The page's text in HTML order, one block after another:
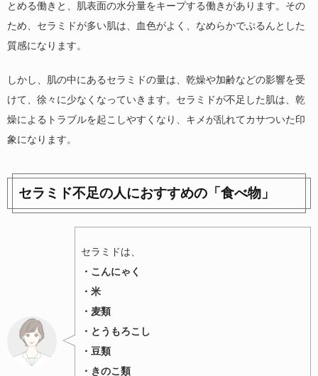
とめる働きと、肌表面の水分量をキープする働きがあります。その
ため、セラミドが多い肌は、血色がよく、なめらかでぷるんとした
質感になります。
しかし、肌の中にあるセラミドの量は、乾燥や加齢などの影響を受
けて、徐々に少なくなっていきます。セラミドが不足した肌は、乾
燥によるトラブルを起こしやすくなり、キメが乱れてカサついた印
象になります。
セラミド不足の人におすすめの「食べ物」
セラミドは、
・こんにゃく
・米
・麦類
・とうもろこし
・豆類
・きのこ類